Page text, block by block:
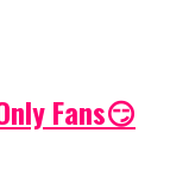
Fans😏